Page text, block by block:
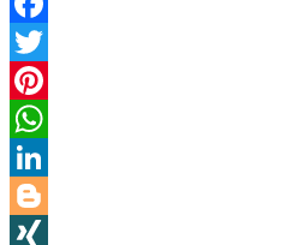
Facebook
Twitter
Pinterest
WhatsApp
LinkedIn
Blogger